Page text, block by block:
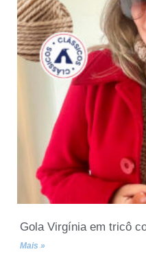
Gola Virgínia em tricô
Mais »